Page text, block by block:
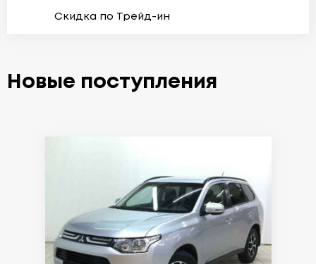
Скидка по Трейд-ин
Новые поступления